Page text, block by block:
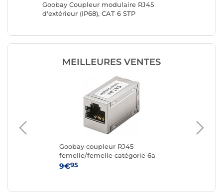
Goobay Coupleur modulaire RJ45
d'extérieur (IP68), CAT 6 STP
MEILLEURES VENTES
Goobay coupleur RJ45
femelle/femelle catégorie 6a
9€95